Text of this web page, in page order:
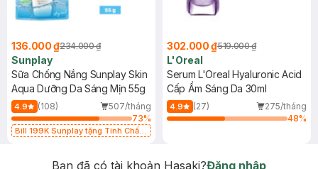
136.000 ₫234.000 ₫
Sunplay
Sữa Chống Nắng Sunplay Skin
Aqua Dưỡng Da Sáng Mịn 55g
4.9 (108)
507/tháng
73%
Bill 199K Sunplay tặng Tinh Chất
302.000 ₫519.000 ₫
L'Oreal
Serum L'Oreal Hyaluronic Acid
Cấp Ẩm Sáng Da 30ml
4.9 (27)
275/tháng
48%
Bạn đã có tài khoản Hasaki?Đăng nhập